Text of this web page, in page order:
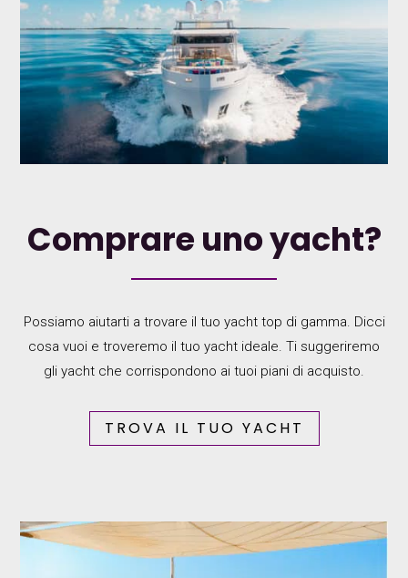
Comprare uno yacht?
Possiamo aiutarti a trovare il tuo yacht top di gamma. Dicci
cosa vuoi e troveremo il tuo yacht ideale. Ti suggeriremo
gli yacht che corrispondono ai tuoi piani di acquisto.
TROVA IL TUO YACHT